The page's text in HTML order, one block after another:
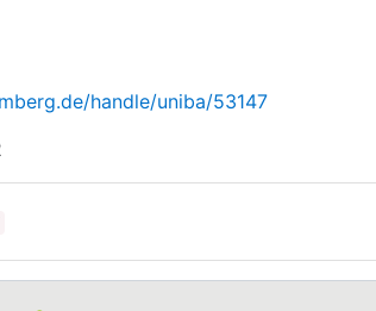
handle/uniba/53147